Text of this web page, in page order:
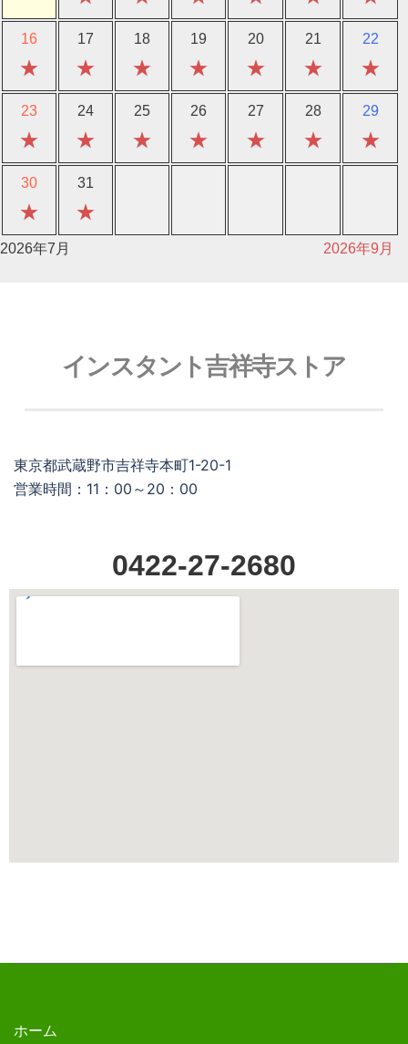
16
★
17
★
18
★
19
★
20
★
21
★
22
★
23
★
24
★
25
★
26
★
27
★
28
★
29
★
30
★
31
★
2026年7月 2026年9月
インスタント吉祥寺ストア
東京都武蔵野市吉祥寺本町1-20-1
営業時間：11：00～20：00
0422-27-2680
ホーム